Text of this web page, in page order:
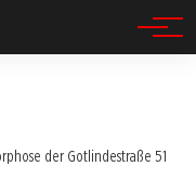
der Gotlindestraße 51